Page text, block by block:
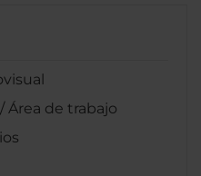
Área de trabajo